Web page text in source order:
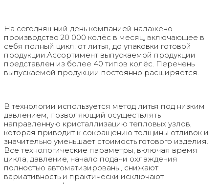
На сегодняшний день компанией налажено
производство 20 000 колёс в месяц, включающее в
себя полный цикл: от литья, до упаковки готовой
продукции.Ассортимент выпускаемой продукции
представлен из более 40 типов колёс. Перечень
выпускаемой продукции постоянно расширяется.
В технологии используется метод литья под низким
давлением, позволяющий осуществлять
направленную кристаллизацию тепловых узлов,
которая приводит к сокращению толщины отливок и
значительно уменьшает стоимость готового изделия.
Все технологические параметры, включая время
цикла, давление, начало подачи охлаждения
полностью автоматизированы, снижают
вариативность и практически исключают